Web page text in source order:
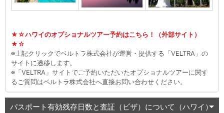
★☆ハワイのオプショナルツアー予約はこちら！（外部サイト）
★☆
※上記クリックでベルトラ株式会社が運営・提供する「VELTRA」の
サイトに遷移します。
※「VELTRA」サイトでご予約いただいたオプショナルツアーに関す
るご質問はベルトラ株式会社へ直接お問い合わせください。
パスポート有効残存日数と査証（ビザ）について（ハワイ）